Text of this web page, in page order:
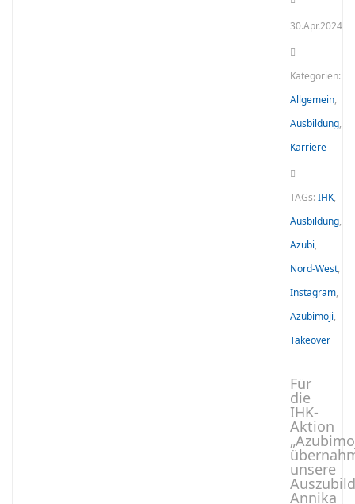
30.Apr.2024
Kategorien:
Allgemein,
Ausbildung,
Karriere
TAGs:IHK,
Ausbildung,
Azubi,
Nord-West,
Instagram,
Azubimoji,
Takeover
Für
die
IHK-
Aktion
unsere
Annika